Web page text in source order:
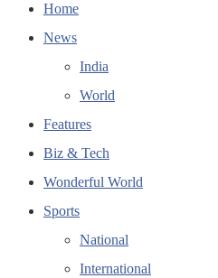
Home
News
India
World
Features
Biz & Tech
Wonderful World
Sports
National
International